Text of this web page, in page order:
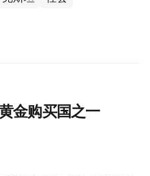
金购买国之一